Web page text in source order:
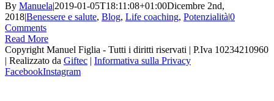
By Manuela|2019-01-05T18:11:08+01:00Dicembre 2nd,
2018|Benessere e salute, Blog, Life coaching, Potenzialità|0
Comments
Read More
Copyright Manuel Figlia - Tutti i diritti riservati | P.Iva 10234210960
| Realizzato da Giftec | Informativa sulla Privacy
FacebookInstagram